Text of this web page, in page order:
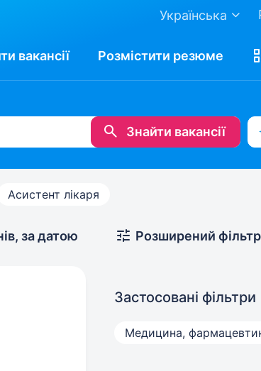
Українська
вакансії Розмістити резюме
Знайти вакансії
Асистент лікаря
за датою Розширений фільтр
Застосовані фільтри
Медицина,